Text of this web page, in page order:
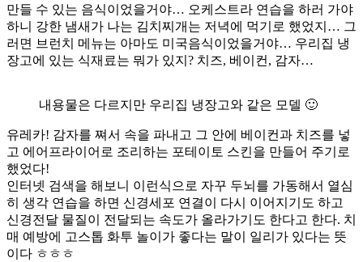
만들 수 있는 음식이었을거야… 오케스트라 연습을 하러 가야
하니 강한 냄새가 나는 김치찌개는 저녁에 먹기로 했었지… 그
러면 브런치 메뉴는 아마도 미국음식이었을거야… 우리집 냉
장고에 있는 식재료는 뭐가 있지? 치즈, 베이컨, 감자…
내용물은 다르지만 우리집 냉장고와 같은 모델 🙂
유레카! 감자를 쪄서 속을 파내고 그 안에 베이컨과 치즈를 넣
고 에어프라이어로 조리하는 포테이토 스킨을 만들어 주기로
했었다!
인터넷 검색을 해보니 이런식으로 자꾸 두뇌를 가동해서 열심
히 생각 연습을 하면 신경세포 연결이 다시 이어지기도 하고
신경전달 물질이 전달되는 속도가 올라가기도 한다고 한다. 치
매 예방에 고스톱 화투 놀이가 좋다는 말이 일리가 있다는 뜻
이다 ㅎㅎㅎ